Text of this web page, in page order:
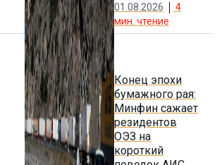
01.08.2026
4
мин. чтение
Конец эпохи
бумажного рая:
Минфин сажает
резидентов
ОЭЗ на
короткий